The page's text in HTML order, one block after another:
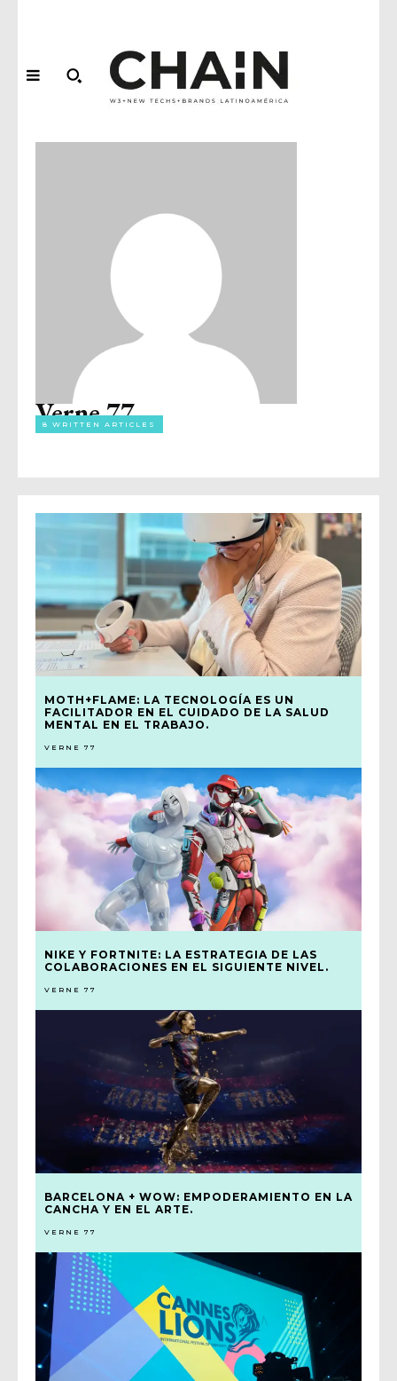
Verne 77
8 WRITTEN ARTICLES
MOTH+FLAME: LA TECNOLOGÍA ES UN
FACILITADOR EN EL CUIDADO DE LA SALUD
MENTAL EN EL TRABAJO.
VERNE 77
NIKE Y FORTNITE: LA ESTRATEGIA DE LAS
COLABORACIONES EN EL SIGUIENTE NIVEL.
VERNE 77
BARCELONA + WOW: EMPODERAMIENTO EN LA
CANCHA Y EN EL ARTE.
VERNE 77